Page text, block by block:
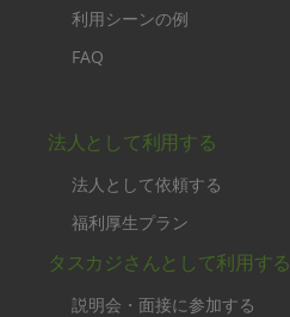
利用シーンの例
FAQ
法人として利用する
法人として依頼する
福利厚生プラン
タスカジさんとして利用する
説明会・面接に参加する